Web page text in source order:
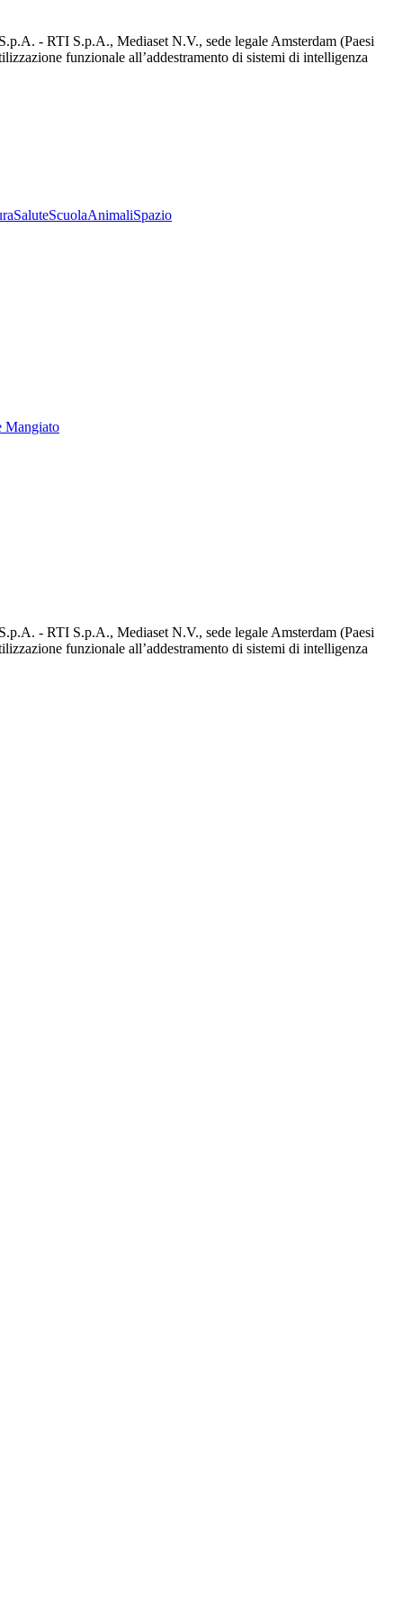
- RTI S.p.A., Mediaset N.V., sede legale Amsterdam (Paesi
funzionale all’addestramento di sistemi di intelligenza
SaluteScuolaAnimaliSpazio
Mangiato
- RTI S.p.A., Mediaset N.V., sede legale Amsterdam (Paesi
funzionale all’addestramento di sistemi di intelligenza